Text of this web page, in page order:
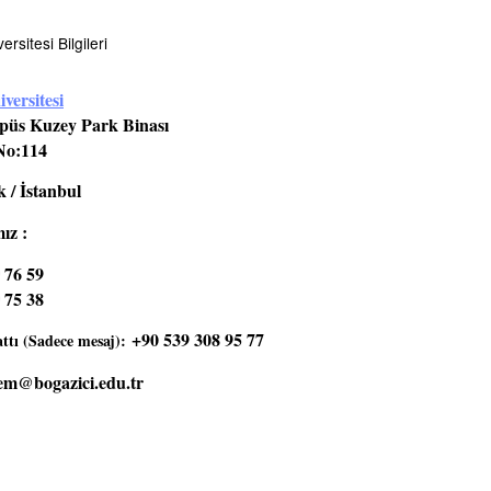
Bilgileri
Kuzey Park Binası
/ İstanbul
:
59
38
(Sadece mesaj): +90 539 308 95 77